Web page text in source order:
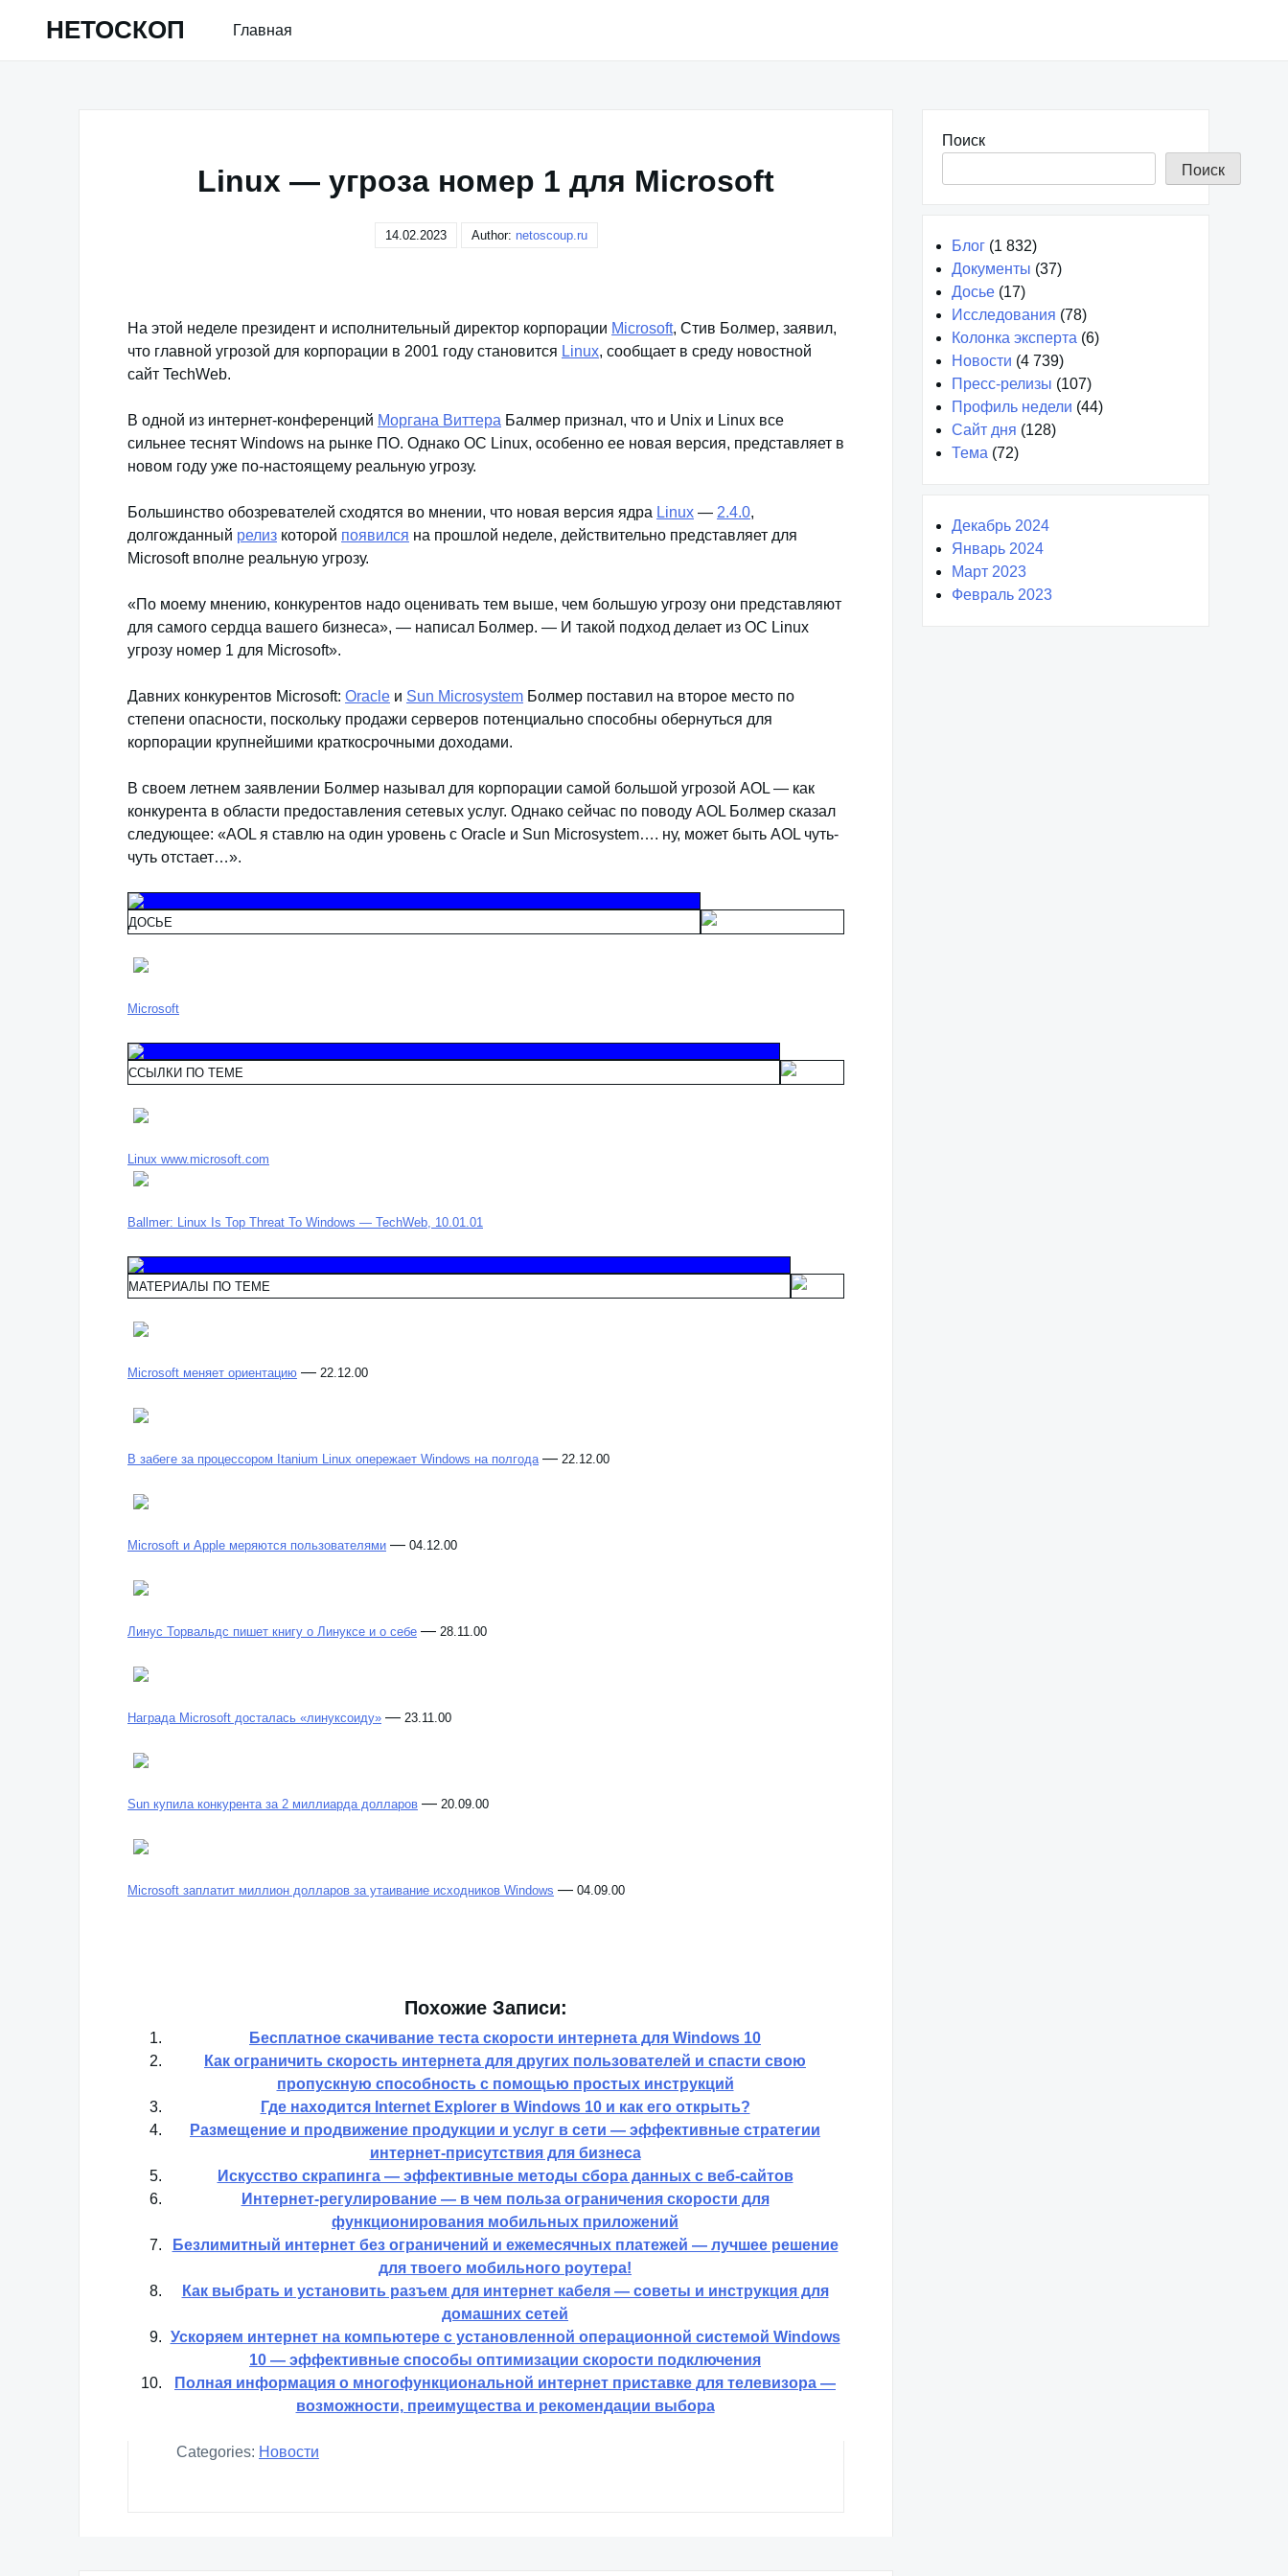
НЕТОСКОП Главная
Linux — угроза номер 1 для Microsoft
14.02.2023 Author: netoscoup.ru
На этой неделе президент и исполнительный директор корпорации Microsoft, Стив Болмер, заявил,
что главной угрозой для корпорации в 2001 году становится Linux, сообщает в среду новостной
сайт TechWeb.
В одной из интернет-конференций Моргана Виттера Балмер признал, что и Unix и Linux все
сильнее теснят Windows на рынке ПО. Однако ОС Linux, особенно ее новая версия, представляет в
новом году уже по-настоящему реальную угрозу.
Большинство обозревателей сходятся во мнении, что новая версия ядра Linux — 2.4.0,
долгожданный релиз которой появился на прошлой неделе, действительно представляет для
Microsoft вполне реальную угрозу.
«По моему мнению, конкурентов надо оценивать тем выше, чем большую угрозу они представляют
для самого сердца вашего бизнеса», — написал Болмер. — И такой подход делает из ОС Linux
угрозу номер 1 для Microsoft».
Давних конкурентов Microsoft: Oracle и Sun Microsystem Болмер поставил на второе место по
степени опасности, поскольку продажи серверов потенциально способны обернуться для
корпорации крупнейшими краткосрочными доходами.
В своем летнем заявлении Болмер называл для корпорации самой большой угрозой AOL — как
конкурента в области предоставления сетевых услуг. Однако сейчас по поводу AOL Болмер сказал
следующее: «AOL я ставлю на один уровень с Oracle и Sun Microsystem…. ну, может быть AOL чуть-
чуть отстает…».
ДОСЬЕ
Microsoft
ССЫЛКИ ПО ТЕМЕ
Linux www.microsoft.com
Ballmer: Linux Is Top Threat To Windows — TechWeb, 10.01.01
МАТЕРИАЛЫ ПО ТЕМЕ
Microsoft меняет ориентацию — 22.12.00
В забеге за процессором Itanium Linux опережает Windows на полгода — 22.12.00
Microsoft и Apple меряются пользователями — 04.12.00
Линус Торвальдс пишет книгу о Линуксе и о себе — 28.11.00
Награда Microsoft досталась «линуксоиду» — 23.11.00
Sun купила конкурента за 2 миллиарда долларов — 20.09.00
Microsoft заплатит миллион долларов за утаивание исходников Windows — 04.09.00
Похожие Записи:
Бесплатное скачивание теста скорости интернета для Windows 10
Как ограничить скорость интернета для других пользователей и спасти свою
пропускную способность с помощью простых инструкций
Где находится Internet Explorer в Windows 10 и как его открыть?
Размещение и продвижение продукции и услуг в сети — эффективные стратегии
интернет-присутствия для бизнеса
Искусство скрапинга — эффективные методы сбора данных с веб-сайтов
Интернет-регулирование — в чем польза ограничения скорости для
функционирования мобильных приложений
Безлимитный интернет без ограничений и ежемесячных платежей — лучшее решение
для твоего мобильного роутера!
Как выбрать и установить разъем для интернет кабеля — советы и инструкция для
домашних сетей
Ускоряем интернет на компьютере с установленной операционной системой Windows
10 — эффективные способы оптимизации скорости подключения
Полная информация о многофункциональной интернет приставке для телевизора —
возможности, преимущества и рекомендации выбора
Categories: Новости
Поиск
Поиск
Блог (1 832)
Документы (37)
Досье (17)
Исследования (78)
Колонка эксперта (6)
Новости (4 739)
Пресс-релизы (107)
Профиль недели (44)
Сайт дня (128)
Тема (72)
Декабрь 2024
Январь 2024
Март 2023
Февраль 2023